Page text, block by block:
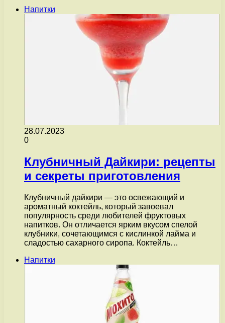
Напитки
28.07.2023
0
Клубничный Дайкири: рецепты
и секреты приготовления
Клубничный дайкири — это освежающий и
ароматный коктейль, который завоевал
популярность среди любителей фруктовых
напитков. Он отличается ярким вкусом спелой
клубники, сочетающимся с кислинкой лайма и
сладостью сахарного сиропа. Коктейль…
Напитки